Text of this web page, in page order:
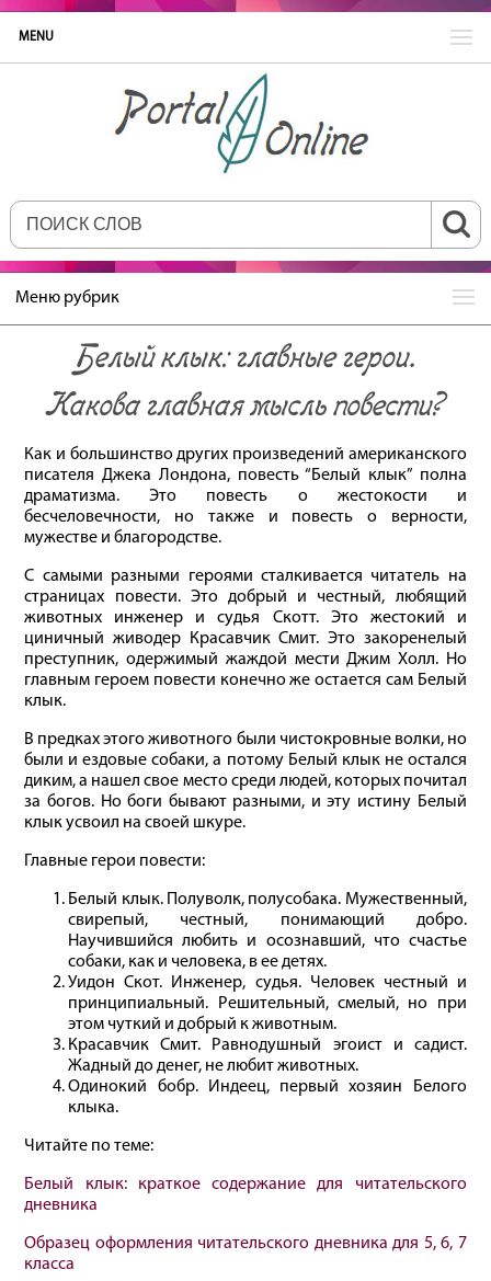
MENU
Меню рубрик
Белый клык: главные герои.
Какова главная мысль повести?
Как и большинство других произведений американского
писателя Джека Лондона, повесть “Белый клык” полна
драматизма. Это повесть о жестокости и
бесчеловечности, но также и повесть о верности,
мужестве и благородстве.
С самыми разными героями сталкивается читатель на
страницах повести. Это добрый и честный, любящий
животных инженер и судья Скотт. Это жестокий и
циничный живодер Красавчик Смит. Это закоренелый
преступник, одержимый жаждой мести Джим Холл. Но
главным героем повести конечно же остается сам Белый
клык.
В предках этого животного были чистокровные волки, но
были и ездовые собаки, а потому Белый клык не остался
диким, а нашел свое место среди людей, которых почитал
за богов. Но боги бывают разными, и эту истину Белый
клык усвоил на своей шкуре.
Главные герои повести:
Белый клык. Полуволк, полусобака. Мужественный,
свирепый, честный, понимающий добро.
Научившийся любить и осознавший, что счастье
собаки, как и человека, в ее детях.
Уидон Скот. Инженер, судья. Человек честный и
принципиальный. Решительный, смелый, но при
этом чуткий и добрый к животным.
Красавчик Смит. Равнодушный эгоист и садист.
Жадный до денег, не любит животных.
Одинокий бобр. Индеец, первый хозяин Белого
клыка.
Читайте по теме:
Белый клык: краткое содержание для читательского
дневника
Образец оформления читательского дневника для 5, 6, 7
класса